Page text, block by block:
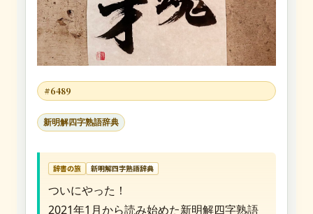
#6489
新明解四字熟語辞典
辞書の旅 新明解四字熟語辞典
ついにやった！
2021年1月から読み始めた新明解四字熟語